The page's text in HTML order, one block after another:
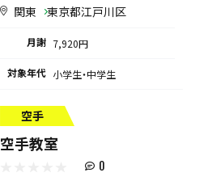
関東 東京都江戸川区
月謝 7,920円
対象年代 小学生・中学生
空手
空手教室
0